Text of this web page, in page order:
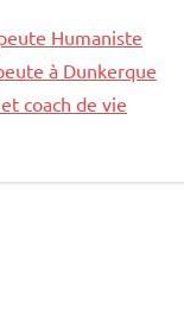
Humaniste
à Dunkerque
coach de vie